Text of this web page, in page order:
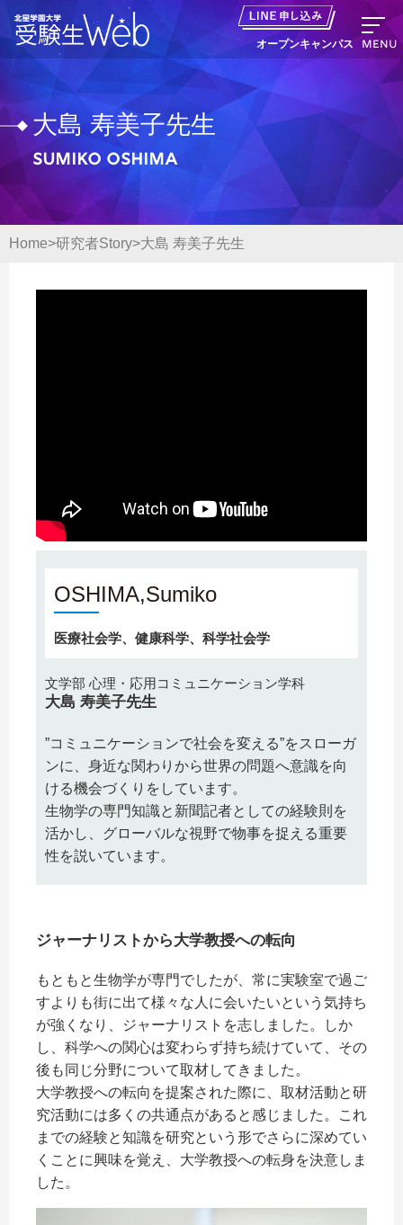
オープンキャンパス MENU
資料請求
出願の流れ
サイトマップ
入試情報
キャンパスライフ
就職・キャリア
ウェブマガジン
大学公式サイト
〒004-8631 北海道札幌市厚別区大谷地西2-3-1
Tel：011-891-2731（代表）
サイトマップ
© Copyright2026 Hokusei Gakuen University.
All rights reserved.
大島 寿美子先生
Sumiko Oshima
Home 研究者Story 大島 寿美子先生
OSHIMA,Sumiko
医療社会学、健康科学、科学社会学
文学部 心理・応用コミュニケーション学科
大島 寿美子先生
”コミュニケーションで社会を変える”をスローガ
ンに、身近な関わりから世界の問題へ意識を向
ける機会づくりをしています。
生物学の専門知識と新聞記者としての経験則を
活かし、グローバルな視野で物事を捉える重要
性を説いています。
ジャーナリストから大学教授への転向
もともと生物学が専門でしたが、常に実験室で過ご
すよりも街に出て様々な人に会いたいという気持ち
が強くなり、ジャーナリストを志しました。しか
し、科学への関心は変わらず持ち続けていて、その
後も同じ分野について取材してきました。
大学教授への転向を提案された際に、取材活動と研
究活動には多くの共通点があると感じました。これ
までの経験と知識を研究という形でさらに深めてい
くことに興味を覚え、大学教授への転身を決意しま
した。